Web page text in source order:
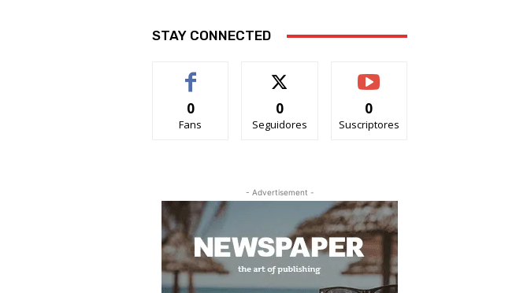
STAY CONNECTED
0
Fans
0
Seguidores
0
Suscriptores
- Advertisement -